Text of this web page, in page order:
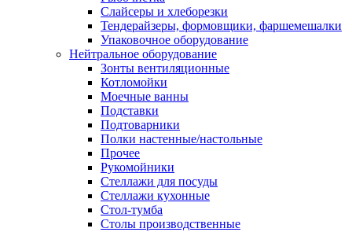
Слайсеры и хлеборезки
Тендерайзеры, формовщики, фаршемешалки
Упаковочное оборудование
Нейтральное оборудование
Зонты вентиляционные
Котломойки
Моечные ванны
Подставки
Подтоварники
Полки настенные/настольные
Прочее
Рукомойники
Стеллажи для посуды
Стеллажи кухонные
Стол-тумба
Столы производственные